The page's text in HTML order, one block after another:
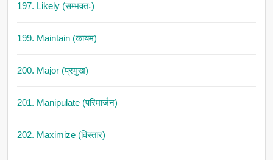
197. Likely (सम्भवतः)
199. Maintain (कायम)
200. Major (प्रमुख)
201. Manipulate (परिमार्जन)
202. Maximize (विस्तार)